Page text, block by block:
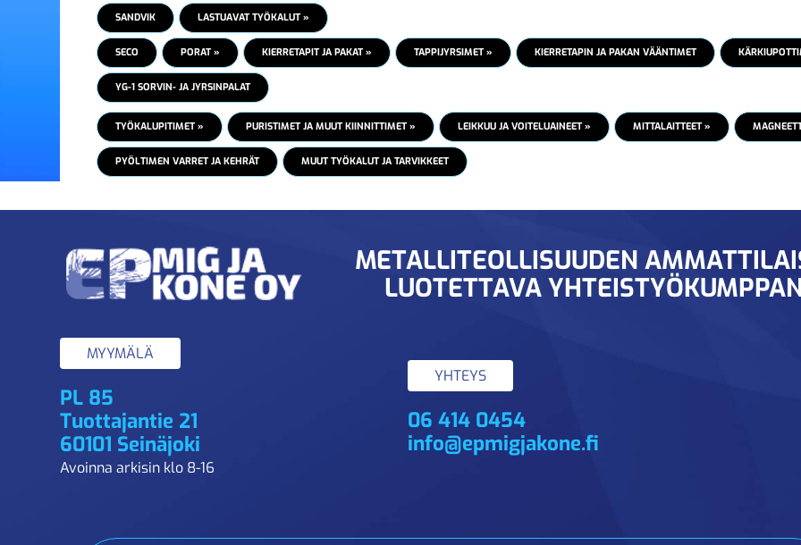
SANDVIK LASTUAVAT TYÖKALUT »
SECO PORAT » KIERRETAPIT JA PAKAT » TAPPIJYRSIMET » KIERRETAPIN JA PAKAN VÄÄNTIMET
YG-1 SORVIN- JA JYRSINPALAT
TYÖKALUPITIMET » PURISTIMET JA MUUT KIINNITTIMET » LEIKKUU JA VOITELUAINEET » MITTALAITTEET »
PYÖLTIMEN VARRET JA KEHRÄT MUUT TYÖKALUT JA TARVIKKEET
METALLITEOLLISUUDEN
LUOTETTAVA
MYYMÄLÄ
PL 85
Tuottajantie 21
60101 Seinäjoki
Avoinna arkisin klo 8-16
YHTEYS
06 414 0454
info@epmigjakone.fi